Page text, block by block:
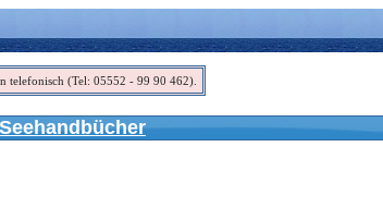
telefonisch (Tel: 05552 - 99 90 462).
Seehandbücher